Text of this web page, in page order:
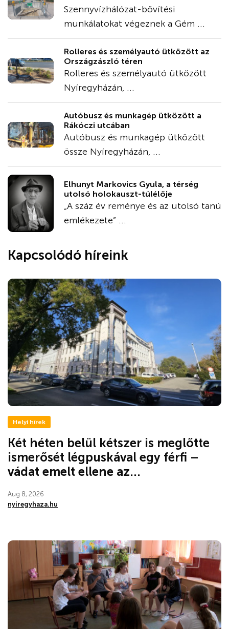
Szennyvízhálózat-bővítési
munkálatokat végeznek a Gém ...
Rolleres és személyautó ütközött az
Országzászló téren
Rolleres és személyautó ütközött
Nyíregyházán, ...
Autóbusz és munkagép ütközött a
Rákóczi utcában
Autóbusz és munkagép ütközött
össze Nyíregyházán, ...
Elhunyt Markovics Gyula, a térség
utolsó holokauszt-túlélője
„A száz év reménye és az utolsó tanú
emlékezete” ...
Kapcsolódó híreink
Helyi hírek
Két héten belül kétszer is meglőtte
ismerősét légpuskával egy férfi –
vádat emelt ellene az...
Aug 8, 2026
nyiregyhaza.hu